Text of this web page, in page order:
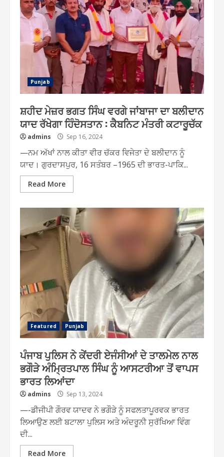
Punjab
ਸ਼ਹੀਦ ਮੇਜ਼ਰ ਭਗਤ ਸਿੰਘ ਵਰਗੇ ਜਾਂਬਾਜਾ ਦਾ ਬਲੀਦਾਨ
ਯਾਦ ਰੱਖੇਗਾ ਹਿੰਦੋਸਤਾਨ : ਕੈਬਨਿਟ ਮੰਤਰੀ ਕਟਾਰੂਚੱਕ
admins Sep 16, 2024
—ਨਮ ਅੱਖਾਂ ਨਾਲ ਕੀਤਾ ਵੀਰ ਚੱਕਰ ਵਿਜੇਤਾ ਦੇ ਬਲੀਦਾਨ ਨੂੰ
ਯਾਦ। ਗੁਰਦਾਸਪੁਰ, 16 ਸਤੰਬਰ –1965 ਦੀ ਭਾਰਤ-ਪਾਕਿ...
Read More
Featured Punjab
ਪੰਜਾਬ ਪੁਲਿਸ ਨੇ ਕੇਂਦਰੀ ਏਜੰਸੀਆਂ ਦੇ ਤਾਲਮੇਲ ਨਾਲ
ਭਗੌੜੇ ਅੰਮ੍ਰਿਤਪਾਲ ਸਿੰਘ ਨੂੰ ਆਸਟਰੀਆ ਤੋਂ ਵਾਪਸ
ਭਾਰਤ ਲਿਆਂਦਾ
admins Sep 13, 2024
—-ਡੀਜੀਪੀ ਗੌਰਵ ਯਾਦਵ ਨੇ ਭਗੌੜੇ ਨੂੰ ਸਫਲਤਾਪੂਰਵਕ ਭਾਰਤ
ਲਿਆਉਣ ਲਈ ਬਟਾਲਾ ਪੁਲਿਸ ਅਤੇ ਅੰਦਰੂਨੀ ਸੁਰੱਖਿਆ ਵਿੰਗ
ਦੀ...
Read More